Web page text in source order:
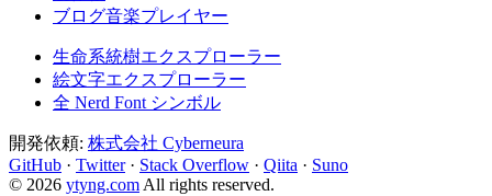
ブログ音楽プレイヤー
生命系統樹エクスプローラー
絵文字エクスプローラー
全 Nerd Font シンボル
開発依頼: 株式会社 Cyberneura
GitHub · Twitter · Stack Overflow · Qiita · Suno
© 2026 ytyng.com All rights reserved.